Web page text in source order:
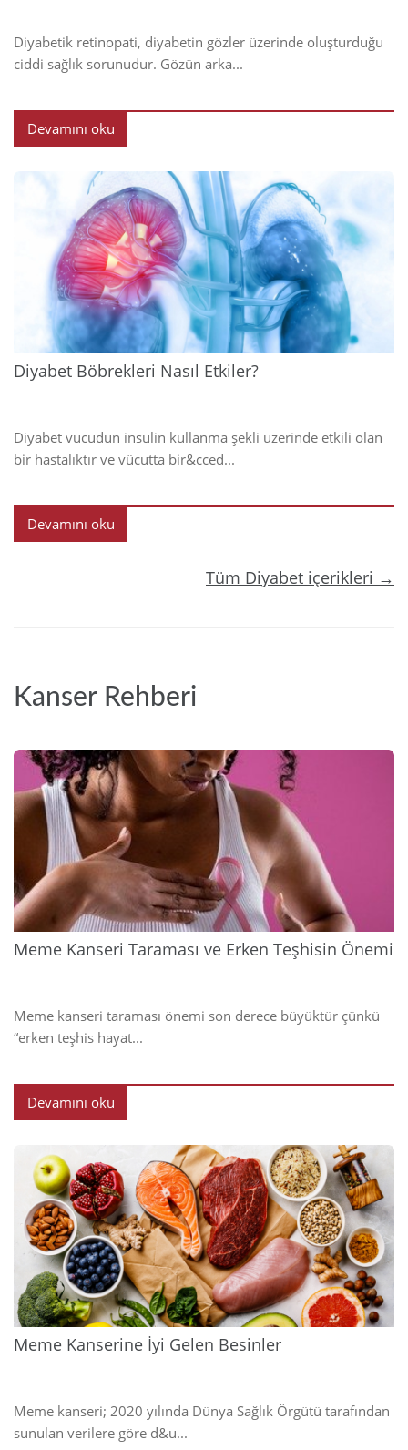
Diyabetik retinopati, diyabetin gözler üzerinde oluşturduğu
ciddi sağlık sorunudur. Gözün arka...
Devamını oku
Diyabet Böbrekleri Nasıl Etkiler?
Diyabet vücudun insülin kullanma şekli üzerinde etkili olan
bir hastalıktır ve vücutta bir&cced...
Devamını oku
Tüm Diyabet içerikleri →
Kanser Rehberi
Meme Kanseri Taraması ve Erken Teşhisin Önemi
Meme kanseri taraması önemi son derece büyüktür çünkü
“erken teşhis hayat...
Devamını oku
2024
Meme Kanserine İyi Gelen Besinler
Meme kanseri; 2020 yılında Dünya Sağlık Örgütü tarafından
sunulan verilere göre d&u...